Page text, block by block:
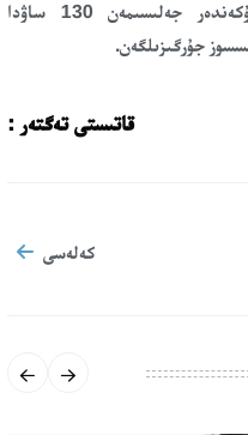
ءسۇت ونىمدەرىن ساتاتىن "JLC" دۇكەندەر جەلىسىمەن 130 ساۋدا
جۇرگىزىلگەن.
قاتىستى تەگتەر :
كەلەسى